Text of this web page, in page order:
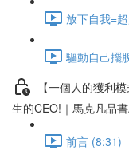
放下自我=
驅動自己擺
【一個人的獲利
生的CEO!｜馬克凡品
前言 (8:31)